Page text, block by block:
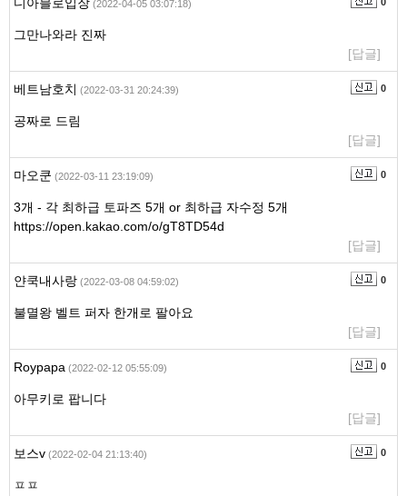
(2022-04-05 03:07:18)
그만나와라 진짜
[답글]
베트남호치 (2022-03-31 20:24:39) 0
공짜로 드림
[답글]
마오쿤 (2022-03-11 23:19:09) 0
3개 - 각 최하급 토파즈 5개 or 최하급 자수정 5개
https://open.kakao.com/o/gT8TD54d
[답글]
얀쿡내사랑 (2022-03-08 04:59:02) 0
불멸왕 벨트 퍼자 한개로 팔아요
[답글]
Roypapa (2022-02-12 05:55:09) 0
아무키로 팝니다
[답글]
보스v (2022-02-04 21:13:40) 0
ㅍㅍ